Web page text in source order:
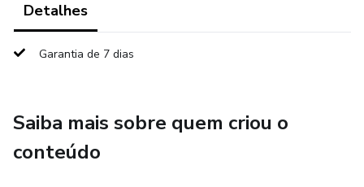
Detalhes
Garantia de 7 dias
Saiba mais sobre quem criou o
conteúdo